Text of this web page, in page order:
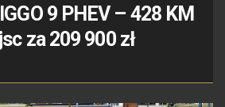
9 PHEV – 428 KM
za 209 900 zł